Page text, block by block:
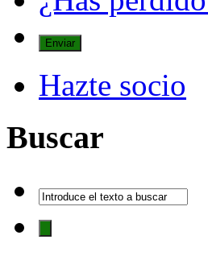
Hazte socio
Buscar